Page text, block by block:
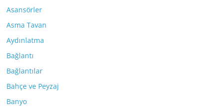
Asansörler
Asma Tavan
Aydınlatma
Bağlantı
Bağlantılar
Bahçe ve Peyzaj
Banyo